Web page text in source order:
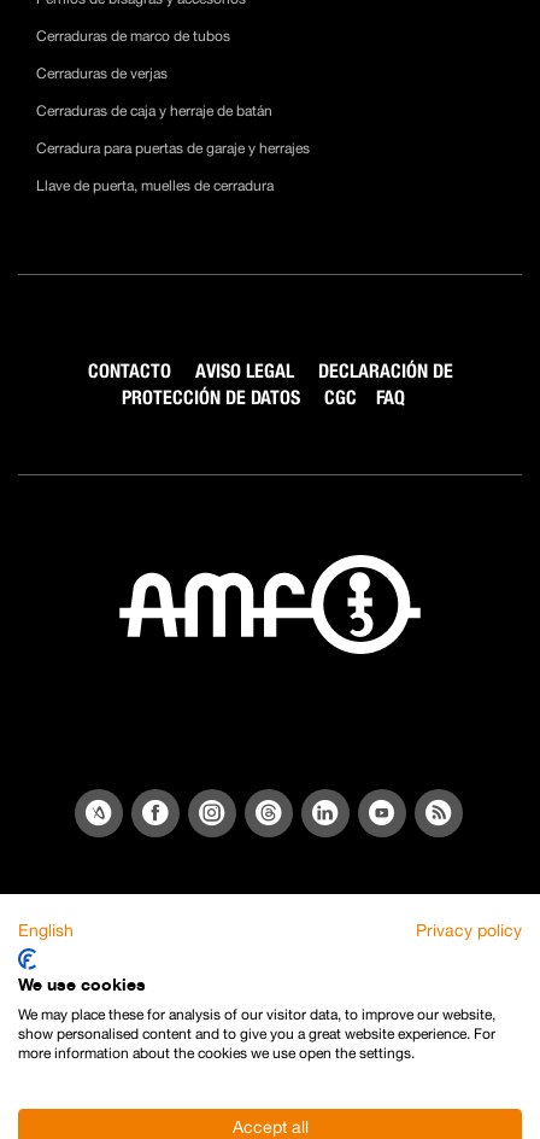
Cerraduras de marco de tubos
Cerraduras de verjas
Cerraduras de caja y herraje de batán
Cerradura para puertas de garaje y herrajes
Llave de puerta, muelles de cerradura
CONTACTO AVISO LEGAL
DECLARACIÓN DE
PROTECCIÓN DE DATOS
CGC FAQ
English Privacy policy
We use cookies
We may place these for analysis of our visitor data, to improve our website,
show personalised content and to give you a great website experience. For
more information about the cookies we use open the settings.
Accept all